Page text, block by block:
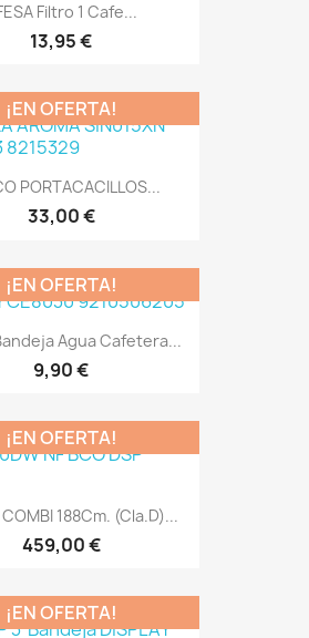
Filtro 1 Cafe...
13,95 €
PORTACACILLOS...
33,00 €
¡EN OFERTA!
Agua Cafetera...
9,90 €
¡EN OFERTA!
188Cm. (Cla.D)...
459,00 €
¡EN OFERTA!
¡EN OFERTA!